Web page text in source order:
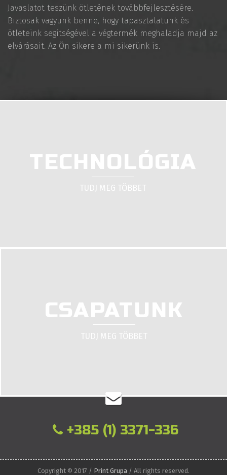
Javaslatot teszünk ötletének továbbfejlesztésére.
Biztosak vagyunk benne, hogy tapasztalatunk és
ötleteink segítségével a végtermék meghaladja majd az
elvárásait. Az Ön sikere a mi sikerünk is.
TECHNOLÓGIA
TUDJ MEG TÖBBET
CSAPATUNK
TUDJ MEG TÖBBET
+385 (1) 3371-336
Copyright © 2017 / Print Grupa / All rights reserved.